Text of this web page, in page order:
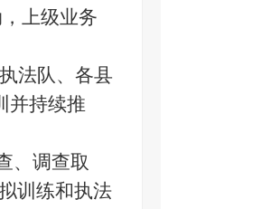
上级业务
法队、各县
并持续推
、调查取
训练和执法